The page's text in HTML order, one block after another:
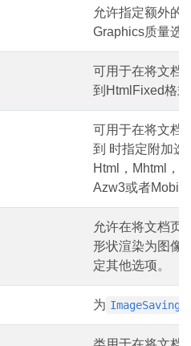
允许指定额外的
Graphics质量选
可用于在将文档
到HtmlFixed格
可用于在将文档
到 时指定附加选
Html，Mhtml，
Azw3或者Mobi
允许在将文档页
形状渲染为图像
定其他选项。
为 ImageSaving